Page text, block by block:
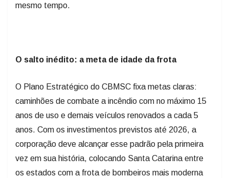
mesmo tempo.
O salto inédito: a meta de idade da frota
O Plano Estratégico do CBMSC fixa metas claras:
caminhões de combate a incêndio com no máximo 15
anos de uso e demais veículos renovados a cada 5
anos. Com os investimentos previstos até 2026, a
corporação deve alcançar esse padrão pela primeira
vez em sua história, colocando Santa Catarina entre
os estados com a frota de bombeiros mais moderna